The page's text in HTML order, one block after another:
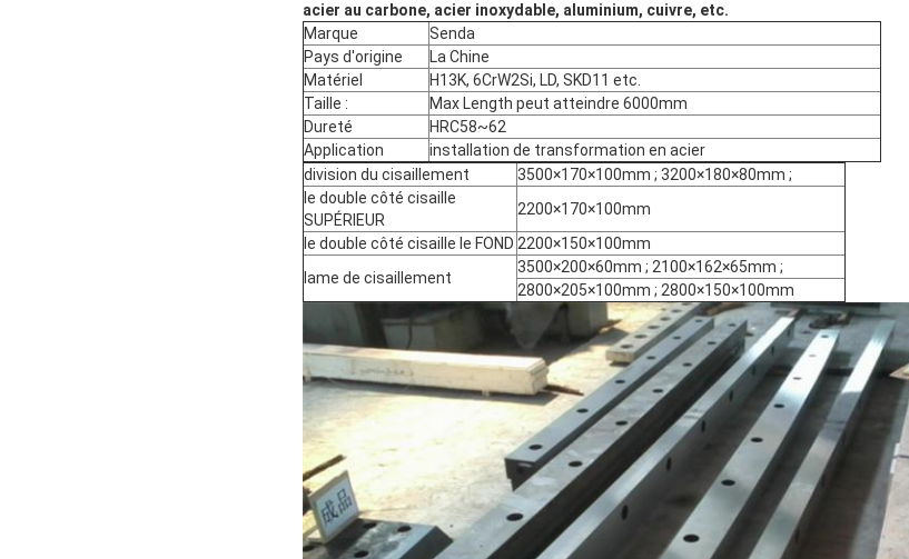
acier au carbone, acier inoxydable, aluminium, cuivre, etc.
Marque
Senda
Pays d'origine
La Chine
Matériel
H13K, 6CrW2Si, LD, SKD11 etc.
Taille :
Max Length peut atteindre 6000mm
Dureté
HRC58~62
Application
installation de transformation en acier
division du cisaillement
3500×170×100mm ; 3200×180×80mm ;
le double côté cisaille
SUPÉRIEUR
2200×170×100mm
le double côté cisaille le FOND 2200×150×100mm
lame de cisaillement
3500×200×60mm ; 2100×162×65mm ;
2800×205×100mm ; 2800×150×100mm